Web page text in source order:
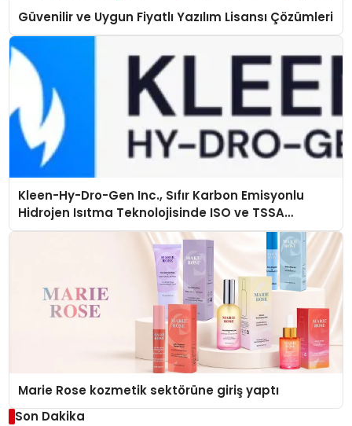
Güvenilir ve Uygun Fiyatlı Yazılım Lisansı Çözümleri
Kleen-Hy-Dro-Gen Inc., Sıfır Karbon Emisyonlu
Hidrojen Isıtma Teknolojisinde ISO ve TSSA
Düzenleyici Onaylarını Aldı
Marie Rose kozmetik sektörüne giriş yaptı
Son Dakika